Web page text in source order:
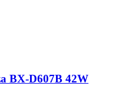
BX-D607B 42W